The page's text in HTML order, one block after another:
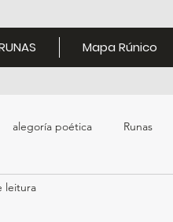
Mapa Rúnico
alegoría poética Runas
leitura